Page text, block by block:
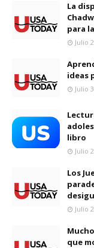
La
para
Julio
ideas
Julio
libro
Julio
Los
Julio
que